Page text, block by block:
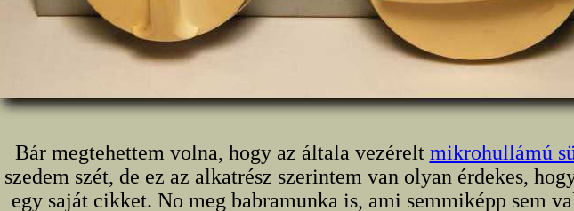
Bár megtehettem volna, hogy az általa vezérelt mikrohullámú
szedem szét, de ez az alkatrész szerintem van olyan érdekes,
egy saját cikket. No meg babramunka is, ami semmiképp sem